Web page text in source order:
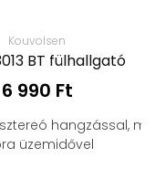
mikrofonnal,